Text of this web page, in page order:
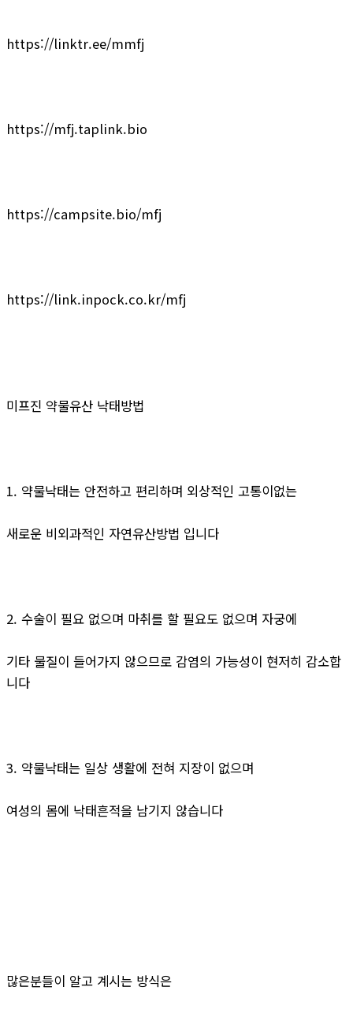
https://linktr.ee/mmfj
https://mfj.taplink.bio
https://campsite.bio/mfj
https://link.inpock.co.kr/mfj
미프진 약물유산 낙태방법
1. 약물낙태는 안전하고 편리하며 외상적인 고통이없는
새로운 비외과적인 자연유산방법 입니다
2. 수술이 필요 없으며 마취를 할 필요도 없으며 자궁에
기타 물질이 들어가지 않으므로 감염의 가능성이 현저히 감소합
니다
3. 약물낙태는 일상 생활에 전혀 지장이 없으며
여성의 몸에 낙태흔적을 남기지 않습니다
많은분들이 알고 계시는 방식은